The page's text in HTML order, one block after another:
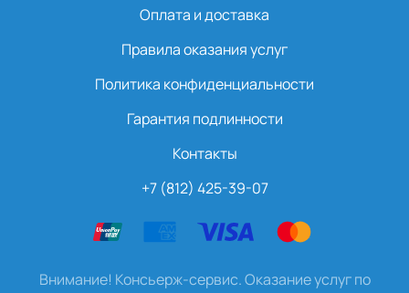
Оплата и доставка
Правила оказания услуг
Политика конфиденциальности
Гарантия подлинности
Контакты
+7 (812) 425-39-07
Внимание! Консьерж-сервис. Оказание услуг по